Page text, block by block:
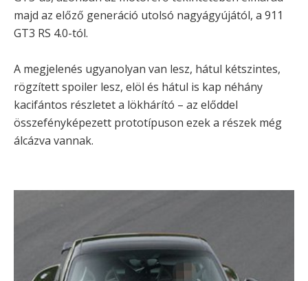
majd az előző generáció utolsó nagyágyújától, a 911
GT3 RS 4.0-tól.
A megjelenés ugyanolyan van lesz, hátul kétszintes,
rögzített spoiler lesz, elöl és hátul is kap néhány
kacifántos részletet a lökhárító – az előddel
összefényképezett prototípuson ezek a részek még
álcázva vannak.